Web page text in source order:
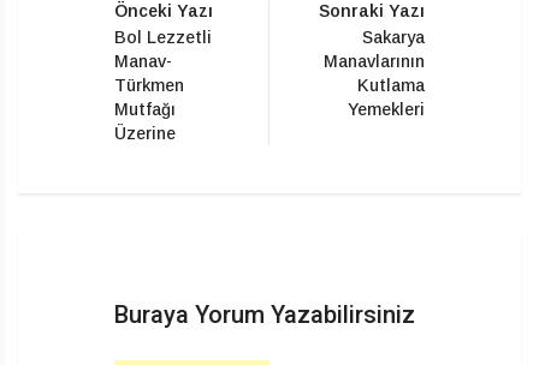
Önceki Yazı
Bol Lezzetli
Manav-
Türkmen
Mutfağı
Üzerine
Sonraki Yazı
Sakarya
Manavlarının
Kutlama
Yemekleri
Buraya Yorum Yazabilirsiniz